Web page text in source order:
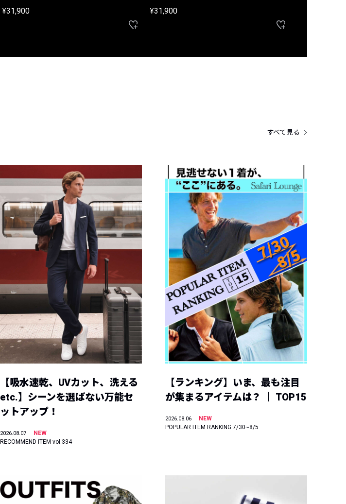
¥31,900 ¥31,900
すべて見る
【吸水速乾、UVカット、洗える
etc.】シーンを選ばない万能セ
ットアップ！
2026.08.07
NEW
RECOMMEND ITEM vol.334
【ランキング】いま、最も注目
が集まるアイテムは？ ｜ TOP15
2026.08.06
NEW
POPULAR ITEM RANKING 7/30~8/5